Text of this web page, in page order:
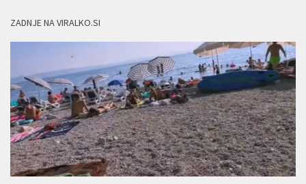
ZADNJE NA VIRALKO.SI